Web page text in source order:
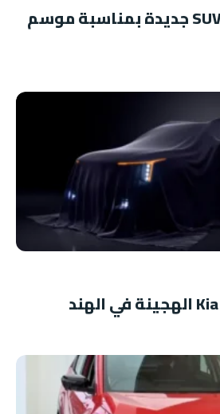
هيونداي تطلق SUV جديدة بمناسبة موسم